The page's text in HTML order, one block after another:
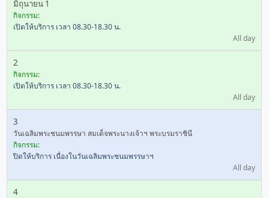
มิถุนายน 1
กิจกรรม:
เปิดให้บริการ เวลา 08.30-18.30 น.
All day
2
กิจกรรม:
เปิดให้บริการ เวลา 08.30-18.30 น.
All day
3
วันเฉลิมพระชนมพรรษา สมเด็จพระนางเจ้าฯ พระบรมราชินี
กิจกรรม:
ปิดให้บริการ เนื่องในวันเฉลิมพระชนมพรรษาฯ
All day
4